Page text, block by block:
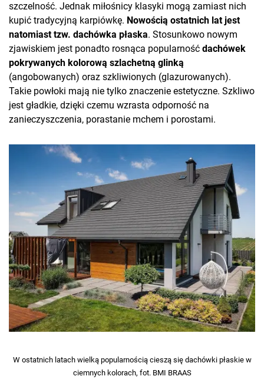
szczelność. Jednak miłośnicy klasyki mogą zamiast nich
kupić tradycyjną karpiówkę. Nowością ostatnich lat jest
natomiast tzw. dachówka płaska. Stosunkowo nowym
zjawiskiem jest ponadto rosnąca popularność dachówek
pokrywanych kolorową szlachetną glinką
(angobowanych) oraz szkliwionych (glazurowanych).
Takie powłoki mają nie tylko znaczenie estetyczne. Szkliwo
jest gładkie, dzięki czemu wzrasta odporność na
zanieczyszczenia, porastanie mchem i porostami.
W ostatnich latach wielką popularnością cieszą się dachówki płaskie w
ciemnych kolorach, fot. BMI BRAAS